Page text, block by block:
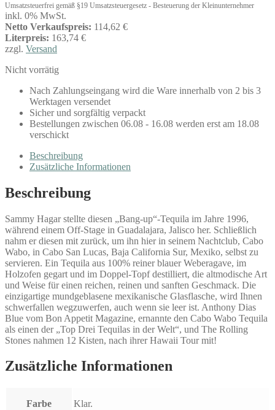
Umsatzsteuerfrei gemäß §19 Umsatzsteuergesetz - Besteuerung der Kleinunternehmer
inkl. 0% MwSt.
Netto Verkaufspreis: 114,62 €
Literpreis: 163,74 €
zzgl. Versand
Nicht vorrätig
Nach Zahlungseingang wird die Ware innerhalb von 2 bis 3
Werktagen versendet
Sicher und sorgfältig verpackt
Bestellungen zwischen 06.08 - 16.08 werden erst am 18.08
verschickt
Beschreibung
Zusätzliche Informationen
Beschreibung
Sammy Hagar stellte diesen „Bang-up“-Tequila im Jahre 1996,
während einem Off-Stage in Guadalajara, Jalisco her. Schließlich
nahm er diesen mit zurück, um ihn hier in seinem Nachtclub, Cabo
Wabo, in Cabo San Lucas, Baja California Sur, Mexiko, selbst zu
servieren. Ein Tequila aus 100% reiner blauer Weberagave, im
Holzofen gegart und im Doppel-Topf destilliert, die altmodische Art
und Weise für einen reichen, reinen und sanften Geschmack. Die
einzigartige mundgeblasene mexikanische Glasflasche, wird Ihnen
schwerfallen wegzuwerfen, auch wenn sie leer ist. Anthony Dias
Blue vom Bon Appetit Magazine, ernannte den Cabo Wabo Tequila
als einen der „Top Drei Tequilas in der Welt“, und The Rolling
Stones nahmen 12 Kisten, nach ihrer Hawaii Tour mit!
Zusätzliche Informationen
Farbe Klar.